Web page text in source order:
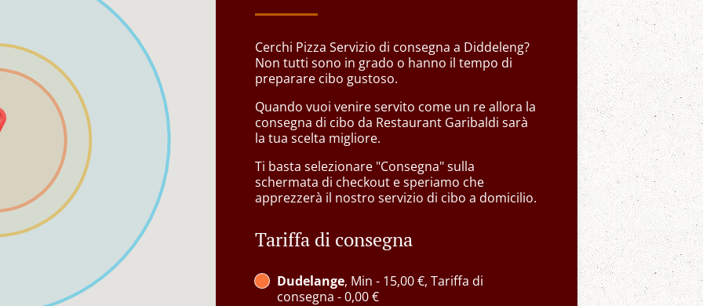
Cerchi Pizza Servizio di consegna a Diddeleng?
Non tutti sono in grado o hanno il tempo di
preparare cibo gustoso.
Quando vuoi venire servito come un re allora la
consegna di cibo da Restaurant Garibaldi sarà
la tua scelta migliore.
Ti basta selezionare "Consegna" sulla
schermata di checkout e speriamo che
apprezzerà il nostro servizio di cibo a domicilio.
Tariffa di consegna
Dudelange, Min - 15,00 €, Tariffa di
consegna - 0,00 €